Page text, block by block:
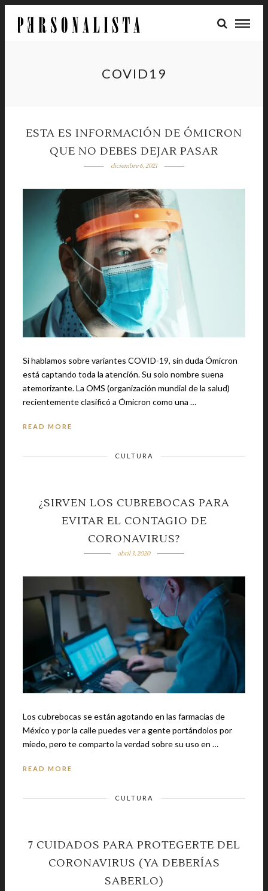
COVID19
ESTA ES INFORMACIÓN DE ÓMICRON
QUE NO DEBES DEJAR PASAR
diciembre 6, 2021
Si hablamos sobre variantes COVID-19, sin duda Ómicron
está captando toda la atención. Su solo nombre suena
atemorizante. La OMS (organización mundial de la salud)
recientemente clasificó a Ómicron como una …
READ MORE
CULTURA
¿SIRVEN LOS CUBREBOCAS PARA
EVITAR EL CONTAGIO DE
CORONAVIRUS?
abril 3, 2020
Los cubrebocas se están agotando en las farmacias de
México y por la calle puedes ver a gente portándolos por
miedo, pero te comparto la verdad sobre su uso en …
READ MORE
CULTURA
7 CUIDADOS PARA PROTEGERTE DEL
CORONAVIRUS (YA DEBERÍAS
SABERLO)